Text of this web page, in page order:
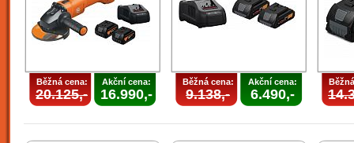
Běžná cena:
20.125,-
Akční cena:
16.990,-
Běžná cena:
9.138,-
Akční cena:
6.490,-